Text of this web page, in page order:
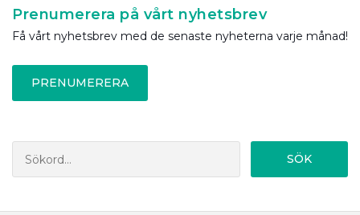
Prenumerera på vårt nyhetsbrev
Få vårt nyhetsbrev med de senaste nyheterna varje månad!
PRENUMERERA
SÖK